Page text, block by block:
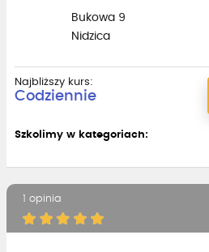
Bukowa 9
Nidzica
Najbliższy kurs:
Codziennie
Szkolimy w kategoriach:
1 opinia